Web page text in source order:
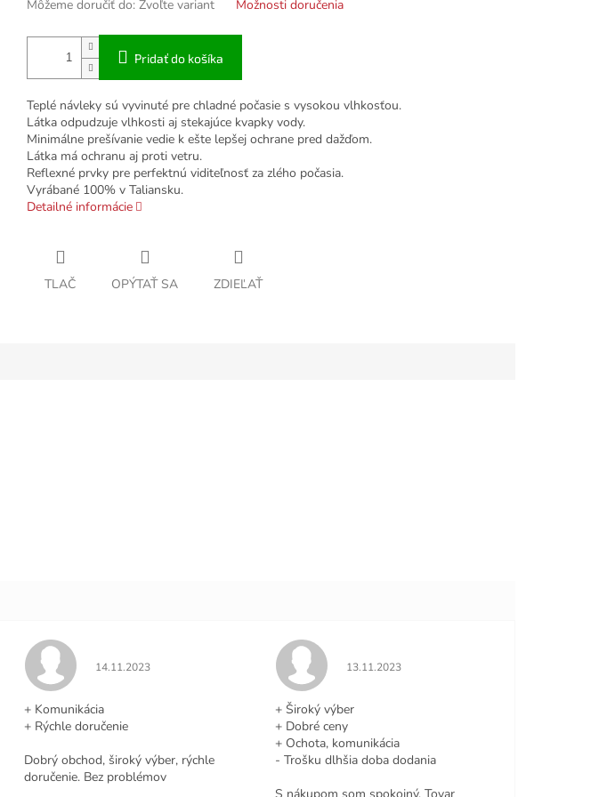
Môžeme doručiť do: Zvoľte variant Možnosti doručenia
Pridať do košíka
Teplé návleky sú vyvinuté pre chladné počasie s vysokou vlhkosťou.
Látka odpudzuje vlhkosti aj stekajúce kvapky vody.
Minimálne prešívanie vedie k ešte lepšej ochrane pred dažďom.
Látka má ochranu aj proti vetru.
Reflexné prvky pre perfektnú viditeľnosť za zlého počasia.
Vyrábané 100% v Taliansku.
Detailné informácie
TLAČ OPÝTAŤ SA ZDIEĽAŤ
Hodnotenie obchodu je 5 z 5 hviezdičiek.
14.11.2023
+ Komunikácia
+ Rýchle doručenie
Dobrý obchod, široký výber, rýchle
doručenie. Bez problémov
Hodnotenie obchodu je 5 z 5 hviezdičiek.
13.11.2023
+ Široký výber
+ Dobré ceny
+ Ochota, komunikácia
- Trošku dlhšia doba dodania